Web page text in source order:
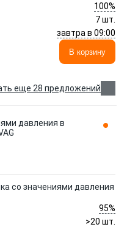
100%
7 шт.
завтра в 09:00
В корзину
еще 28 предложений
давления в
со значениями давления
95%
>20 шт.